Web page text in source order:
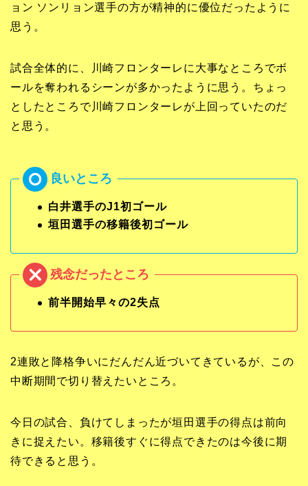
ョン ソンリョン選手の方が精神的に優位だったように
思う。
試合全体的に、川崎フロンターレに大事なところでボ
ールを奪われるシーンが多かったように思う。ちょっ
としたところで川崎フロンターレが上回っていたのだ
と思う。
白井選手のJ1初ゴール
垣田選手の移籍後初ゴール
前半開始早々の2失点
2連敗と降格争いにだんだん近づいてきているが、この
中断期間で切り替えたいところ。
今日の試合、負けてしまったが垣田選手の得点は前向
きに捉えたい。移籍後すぐに得点できたのは今後に期
待できると思う。